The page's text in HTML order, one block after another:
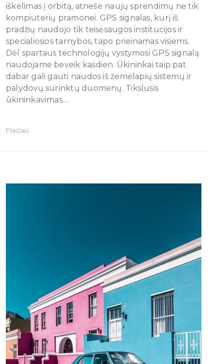
iškėlimas į orbitą, atnešė naujų sprendimų ne tik
kompiuterių pramonei. GPS signalas, kurį iš
pradžių naudojo tik teisėsaugos institucijos ir
specialiosios tarnybos, tapo prieinamas visiems.
Dėl spartaus technologijų vystymosi GPS signalą
naudojame beveik kasdien. Ūkininkai taip pat
dabar gali gauti naudos iš žemėlapių sistemų ir
palydovų surinktų duomenų. Tikslusis
ūkininkavimas…
Plačiau